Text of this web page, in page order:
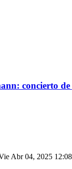
concierto
Abr 04, 2025